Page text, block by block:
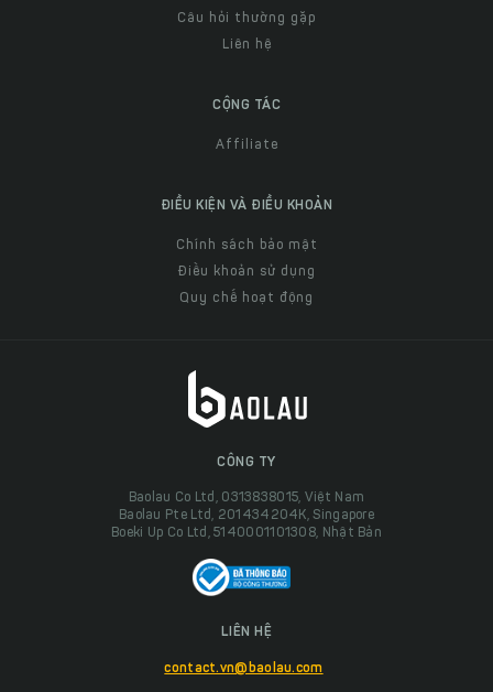
Câu hỏi thường gặp
Liên hệ
CỘNG TÁC
Affiliate
ĐIỀU KIỆN VÀ ĐIỀU KHOẢN
Chính sách bảo mật
Điều khoản sử dụng
Quy chế hoạt động
CÔNG TY
Baolau Co Ltd, 0313838015, Việt Nam
Baolau Pte Ltd, 201434204K, Singapore
Boeki Up Co Ltd, 5140001101308, Nhật Bản
LIÊN HỆ
contact.vn@baolau.com